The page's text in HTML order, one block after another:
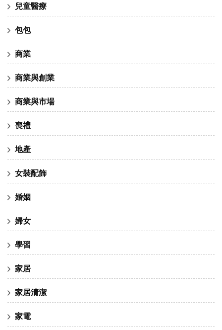
兒童醫療
包包
商業
商業與創業
商業與市場
喪禮
地產
女裝配飾
婚姻
婦女
學習
家居
家居清潔
家電